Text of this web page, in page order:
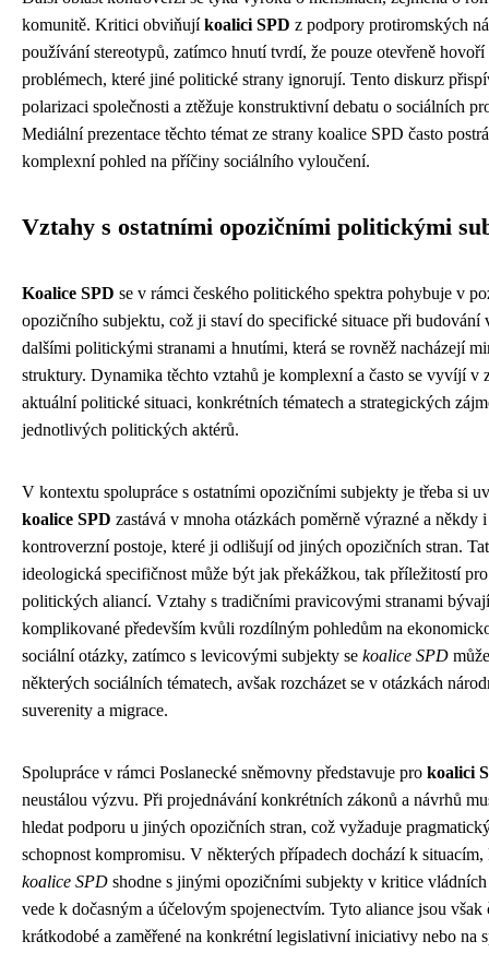
komunitě. Kritici obviňujíkoalici SPD z podpory protiromských
používání stereotypů, zatímco hnutí tvrdí, že pouze otevřeně hovoří
problémech, které jiné politické strany ignorují. Tento diskurz
polarizaci společnosti a ztěžuje konstruktivní debatu o sociálních
Mediální prezentace těchto témat ze strany koalice SPD často
komplexní pohled na příčiny sociálního vyloučení.
Vztahy s ostatními opozičními politickými
Koalice SPD se v rámci českého politického spektra pohybuje v
opozičního subjektu, což ji staví do specifické situace při budování
dalšími politickými stranami a hnutími, která se rovněž nacházejí
struktury. Dynamika těchto vztahů je komplexní a často se vyvíjí v
aktuální politické situaci, konkrétních tématech a strategických
jednotlivých politických aktérů.
V kontextu spolupráce s ostatními opozičními subjekty je třeba si
koalice SPD zastává v mnoha otázkách poměrně výrazné a někdy i
kontroverzní postoje, které ji odlišují od jiných opozičních stran.
ideologická specifičnost může být jak překážkou, tak příležitostí
politických aliancí. Vztahy s tradičními pravicovými stranami bývají
komplikované především kvůli rozdílným pohledům na
sociální otázky, zatímco s levicovými subjekty se koalice SPD
některých sociálních tématech, avšak rozcházet se v otázkách
suverenity a migrace.
Spolupráce v rámci Poslanecké sněmovny představuje pro koalici
neustálou výzvu. Při projednávání konkrétních zákonů a návrhů
hledat podporu u jiných opozičních stran, což vyžaduje
schopnost kompromisu. V některých případech dochází k situacím,
koalice SPD shodne s jinými opozičními subjekty v kritice
vede k dočasným a účelovým spojenectvím. Tyto aliance jsou však
krátkodobé a zaměřené na konkrétní legislativní iniciativy nebo na